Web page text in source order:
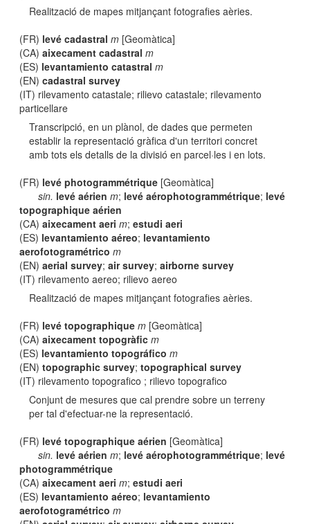
Realització de mapes mitjançant fotografies aèries.
(FR) levé cadastral m [Geomàtica]
(CA)aixecament cadastral m
(ES) levantamiento catastral m
(EN)cadastral survey
(IT) rilevamento catastale; rilievo catastale; rilevamento
particellare
Transcripció, en un plànol, de dades que permeten
establir la representació gràfica d'un territori concret
amb tots els detalls de la divisió en parcel·les i en lots.
(FR) levé photogrammétrique [Geomàtica]
sin. levé aérien m; levé aérophotogrammétrique; levé
topographique aérien
(CA)aixecament aeri m;estudi aeri
(ES) levantamiento aéreo; levantamiento
aerofotogramétrico m
(EN)aerial survey;air survey;airborne survey
(IT) rilevamento aereo; rilievo aereo
Realització de mapes mitjançant fotografies aèries.
(FR) levé topographique m [Geomàtica]
(CA)aixecament topogràfic m
(ES) levantamiento topográfico m
(EN)topographic survey;topographical survey
(IT) rilevamento topografico ; rilievo topografico
Conjunt de mesures que cal prendre sobre un terreny
per tal d'efectuar-ne la representació.
(FR) levé topographique aérien [Geomàtica]
sin. levé aérien m; levé aérophotogrammétrique; levé
photogrammétrique
(CA)aixecament aeri m;estudi aeri
(ES) levantamiento aéreo; levantamiento
aerofotogramétrico m